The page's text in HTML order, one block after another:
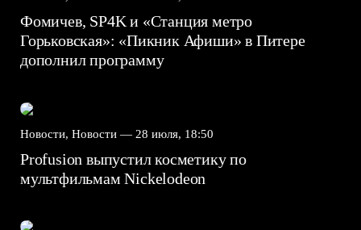
Фомичев, SP4K и «Станция метро
Горьковская»: «Пикник Афиши» в Питере
дополнил программу
Новости, Новости — 28 июля, 18:50
Profusion выпустил косметику по
мультфильмам Nickelodeon